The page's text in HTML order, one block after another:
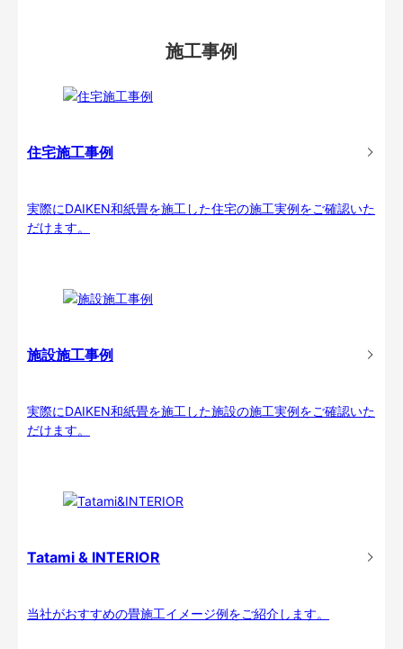
施工事例
住宅施工事例
実際にDAIKEN和紙畳を施工した住宅の施工実例をご確認いた
だけます。
施設施工事例
実際にDAIKEN和紙畳を施工した施設の施工実例をご確認いた
だけます。
Tatami & INTERIOR
当社がおすすめの畳施工イメージ例をご紹介します。